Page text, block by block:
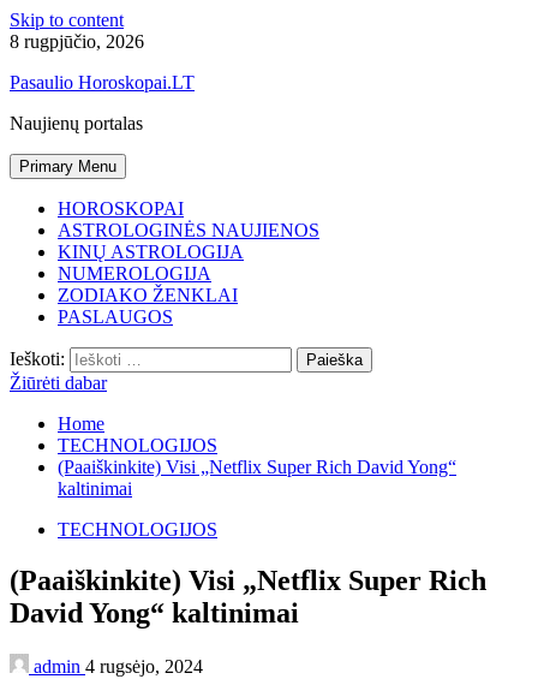
Skip to content
8 rugpjūčio, 2026
Pasaulio Horoskopai.LT
Naujienų portalas
Primary Menu
HOROSKOPAI
ASTROLOGINĖS NAUJIENOS
KINŲ ASTROLOGIJA
NUMEROLOGIJA
ZODIAKO ŽENKLAI
PASLAUGOS
Ieškoti:
Žiūrėti dabar
Home
TECHNOLOGIJOS
(Paaiškinkite) Visi „Netflix Super Rich David Yong“
kaltinimai
TECHNOLOGIJOS
(Paaiškinkite) Visi „Netflix Super Rich
David Yong“ kaltinimai
admin 4 rugsėjo, 2024